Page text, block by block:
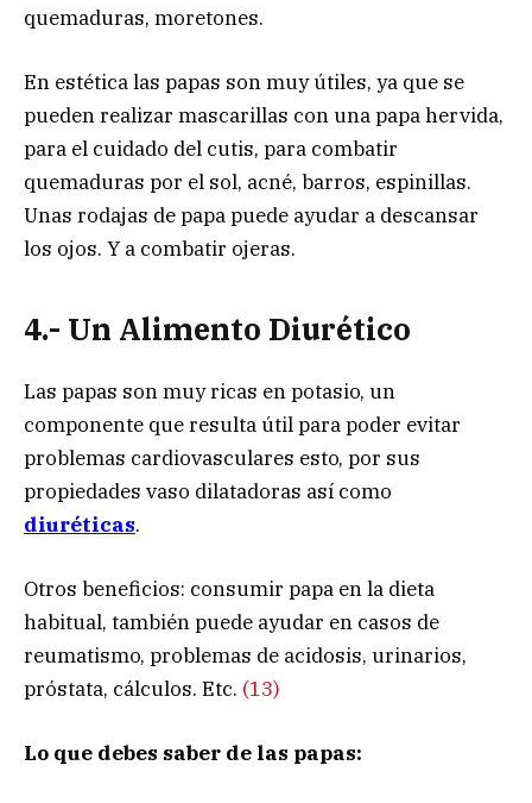
quemaduras, moretones.
En estética las papas son muy útiles, ya que se
pueden realizar mascarillas con una papa hervida,
para el cuidado del cutis, para combatir
quemaduras por el sol, acné, barros, espinillas.
Unas rodajas de papa puede ayudar a descansar
los ojos. Y a combatir ojeras.
4.- Un Alimento Diurético
Las papas son muy ricas en potasio, un
componente que resulta útil para poder evitar
problemas cardiovasculares esto, por sus
propiedades vaso dilatadoras así como
diuréticas.
Otros beneficios: consumir papa en la dieta
habitual, también puede ayudar en casos de
reumatismo, problemas de acidosis, urinarios,
próstata, cálculos. Etc. (13)
Lo que debes saber de las papas: